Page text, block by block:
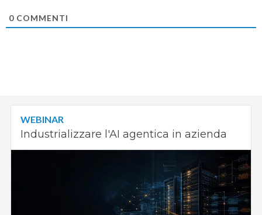
0 COMMENTI
WEBINAR
Industrializzare l'AI agentica in azienda